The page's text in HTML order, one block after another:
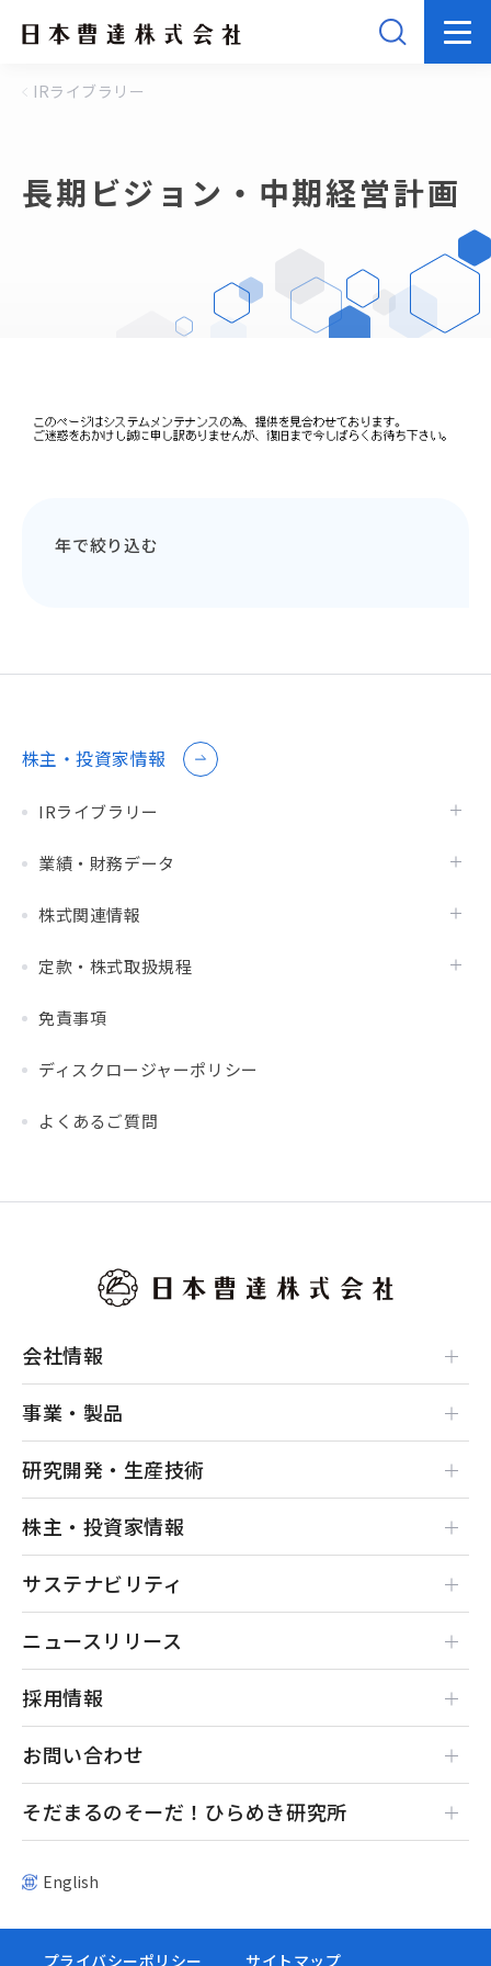
IRライブラリー
長期ビジョン・中期経営計画
年で絞り込む
株主・投資家情報
IRライブラリー
業績・財務データ
株式関連情報
定款・株式取扱規程
免責事項
ディスクロージャーポリシー
よくあるご質問
会社情報
事業・製品
研究開発・生産技術
株主・投資家情報
サステナビリティ
ニュースリリース
採用情報
お問い合わせ
そだまるのそーだ！ひらめき研究所
English
プライバシーポリシー サイトマップ